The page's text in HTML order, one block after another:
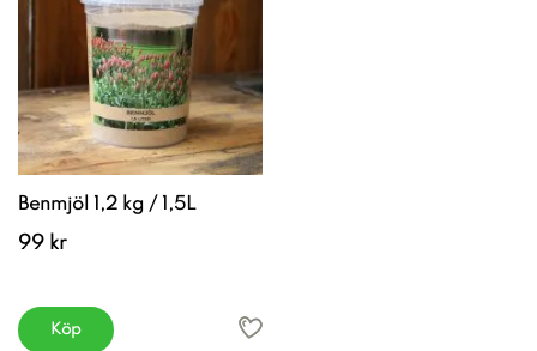
Benmjöl 1,2 kg / 1,5L
99 kr
Köp